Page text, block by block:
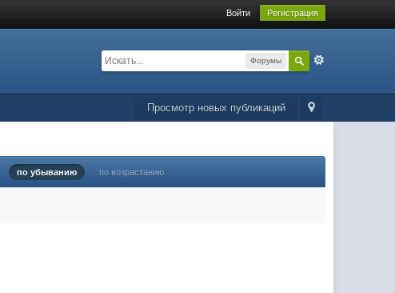
Войти Регистрация
Форумы
Просмотр новых публикаций
по убыванию по возрастанию